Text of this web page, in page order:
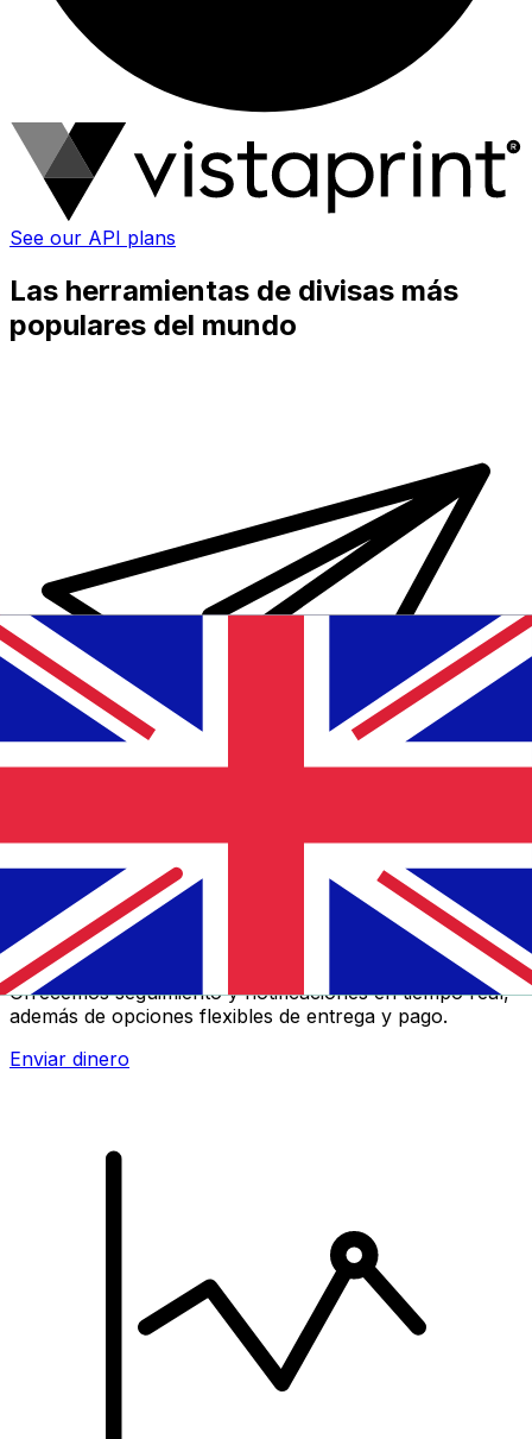
See our API plans
Las herramientas de divisas más
populares del mundo
Transferencias de dinero internacionales Xe
Envíe dinero en línea de forma rápida, segura y fácil.
Ofrecemos seguimiento y notificaciones en tiempo real,
además de opciones flexibles de entrega y pago.
Enviar dinero